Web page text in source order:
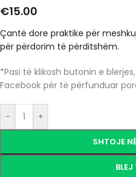
€15.00
Çantë dore praktike për
për përdorim të përditshëm.
*Pasi të klikosh butonin e
Facebook për të përfunduar
- +
SHTOJE